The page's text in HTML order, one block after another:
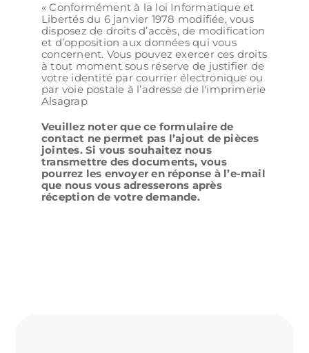
« Conformément à la loi Informatique et
Libertés du 6 janvier 1978 modifiée, vous
disposez de droits d’accès, de modification
et d’opposition aux données qui vous
concernent. Vous pouvez exercer ces droits
à tout moment sous réserve de justifier de
votre identité par courrier électronique ou
par voie postale à l’adresse de l'imprimerie
Alsagrap
Veuillez noter que ce formulaire de
contact ne permet pas l’ajout de pièces
jointes. Si vous souhaitez nous
transmettre des documents, vous
pourrez les envoyer en réponse à l’e-mail
que nous vous adresserons après
réception de votre demande.